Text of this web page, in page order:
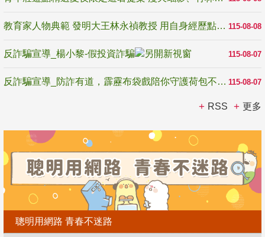
115-08-08
教育家人物典範 發明大王林永禎教授 用自身經歷點亮學生的路
115-08-07
反詐騙宣導_楊小黎-假投資詐騙
115-08-07
反詐騙宣導_防詐有道，霹靂布袋戲陪你守護荷包不受騙
RSS 更多
聰明用網路 青春不迷路